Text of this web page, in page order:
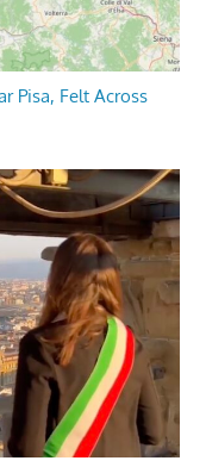
Pisa, Felt Across